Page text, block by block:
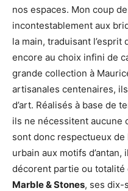
nos espaces. Mon coup
incontestablement aux
la main, traduisant l’esprit
encore au choix infini de
grande collection à
artisanales centenaires,
d’art. Réalisés à base de
ils ne nécessitent aucune
sont donc respectueux de
urbain aux motifs
décorent partie ou totalité
Marble & Stones, ses dix-